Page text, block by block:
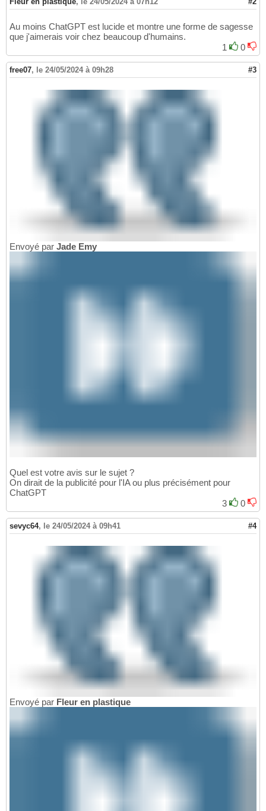
Au moins ChatGPT est lucide et montre une forme de sagesse
que j'aimerais voir chez beaucoup d'humains.
1
0
free07, le 24/05/2024 à 09h28 #3
Envoyé par Jade Emy
Quel est votre avis sur le sujet ?
On dirait de la publicité pour l'IA ou plus précisément pour
ChatGPT
3
0
sevyc64, le 24/05/2024 à 09h41 #4
Envoyé par Fleur en plastique